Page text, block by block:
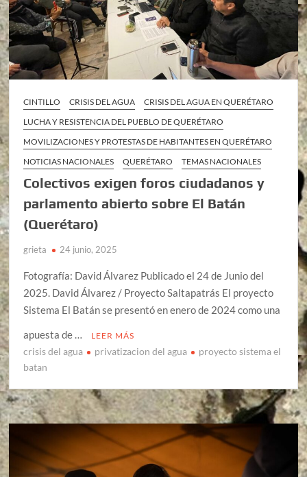
CINTILLO CRISIS DEL AGUA
CRISIS DEL AGUA EN QUERÉTARO
LUCHA Y RESISTENCIA DEL PUEBLO DE QUERÉTARO
MOVILIZACIONES Y PROTESTAS DE HABITANTES EN QUERÉTARO
NOTICIAS NACIONALES
QUERÉTARO TEMAS NACIONALES
Colectivos exigen foros ciudadanos y
parlamento abierto sobre El Batán
(Querétaro)
grieta 24 junio, 2025
Fotografía: David Álvarez Publicado el 24 de Junio del
2025. David Álvarez / Proyecto Saltapatrás El proyecto
Sistema El Batán se presentó en enero de 2024 como una
apuesta de …
LEER MÁS
crisis del agua privatizacion del agua
proyecto sistema el
batan